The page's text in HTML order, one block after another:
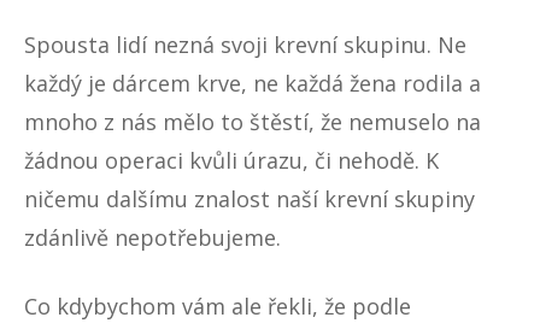
Spousta lidí nezná svoji krevní skupinu. Ne
každý je dárcem krve, ne každá žena rodila a
mnoho z nás mělo to štěstí, že nemuselo na
žádnou operaci kvůli úrazu, či nehodě. K
ničemu dalšímu znalost naší krevní skupiny
zdánlivě nepotřebujeme.
Co kdybychom vám ale řekli, že podle